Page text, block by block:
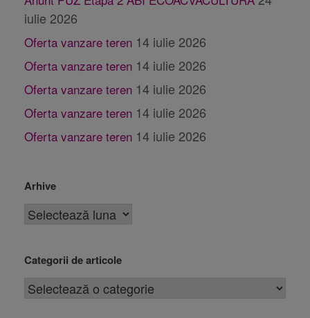
iulie 2026
Oferta vanzare teren 14 iulie 2026
Oferta vanzare teren 14 iulie 2026
Oferta vanzare teren 14 iulie 2026
Oferta vanzare teren 14 iulie 2026
Oferta vanzare teren 14 iulie 2026
Arhive
Categorii de articole